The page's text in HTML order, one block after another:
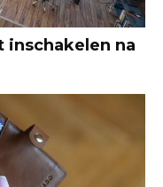
inschakelen na